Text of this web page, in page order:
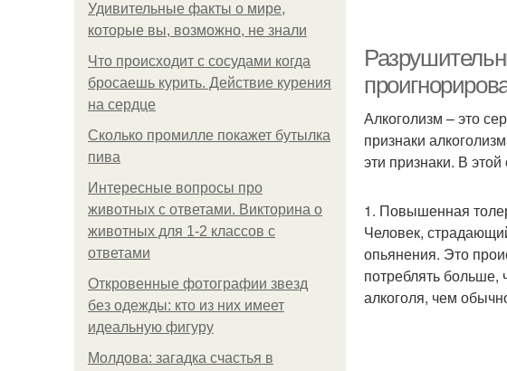
Удивительные факты о мире,
которые вы, возможно, не знали
Что происходит с сосудами когда
бросаешь курить. Действие курения
на сердце
Сколько промилле покажет бутылка
пива
Интересные вопросы про
животных с ответами. Викторина о
животных для 1-2 классов с
ответами
Откровенные фотографии звезд
без одежды: кто из них имеет
идеальную фигуру
Молдова: загадка счастья в
Алкоголизм – это
признаки
эти признаки. В
1. Повышенная
Человек,
опьянения. Это
потреблять
алкоголя, чем